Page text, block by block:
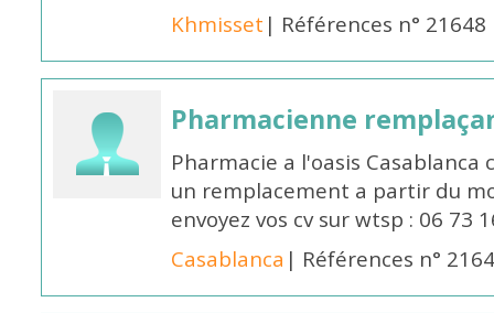
Khmisset | Références n° 21648
Pharmacienne
Pharmacie a l'oasis
un remplacement a partir du
envoyez vos cv sur wtsp : 06 73
Casablanca | Références n°